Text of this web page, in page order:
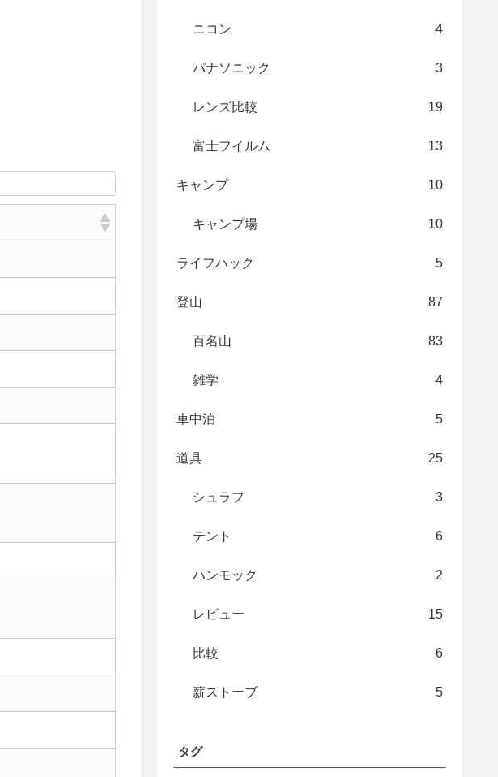
ニコン 4
パナソニック 3
レンズ比較 19
富士フイルム 13
キャンプ 10
キャンプ場 10
ライフハック 5
登山 87
百名山 83
雑学 4
車中泊 5
道具 25
シュラフ 3
テント 6
ハンモック 2
レビュー 15
比較 6
薪ストーブ 5
タグ